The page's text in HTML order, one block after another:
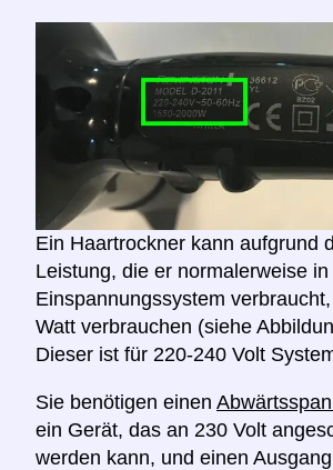
Ein Haartrockner kann aufgrund
Leistung, die er normalerweise in
Einspannungssystem
Watt verbrauchen (siehe
Dieser ist für 220-240 Volt
Sie benötigen einen
ein Gerät, das an 230 Volt
werden kann, und einen